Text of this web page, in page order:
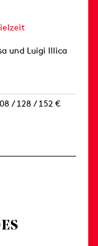
und Luigi Illica
/ 128 / 152 €